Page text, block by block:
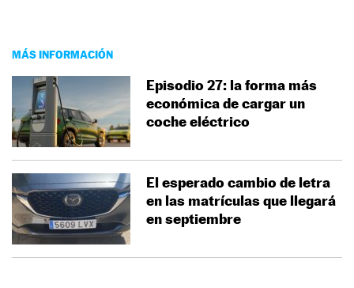
MÁS INFORMACIÓN
Episodio 27: la forma más
económica de cargar un
coche eléctrico
El esperado cambio de letra
en las matrículas que llegará
en septiembre